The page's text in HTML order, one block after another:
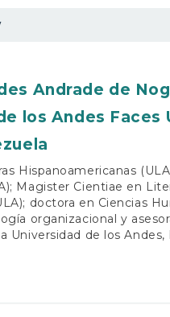
Andrade de
los Andes Faces
Hispanoamericanas
Magister Cientiae en
doctora en Ciencias
organizacional y
Universidad de los Andes,